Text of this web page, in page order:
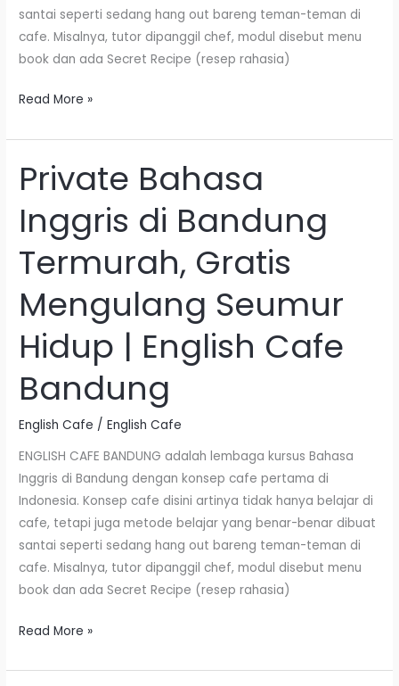
santai seperti sedang hang out bareng teman-teman di
cafe. Misalnya, tutor dipanggil chef, modul disebut menu
book dan ada Secret Recipe (resep rahasia)
Read More »
Private Bahasa
Inggris di Bandung
Termurah, Gratis
Mengulang Seumur
Hidup | English Cafe
Bandung
English Cafe /English Cafe
ENGLISH CAFE BANDUNG adalah lembaga kursus Bahasa
Inggris di Bandung dengan konsep cafe pertama di
Indonesia. Konsep cafe disini artinya tidak hanya belajar di
cafe, tetapi juga metode belajar yang benar-benar dibuat
santai seperti sedang hang out bareng teman-teman di
cafe. Misalnya, tutor dipanggil chef, modul disebut menu
book dan ada Secret Recipe (resep rahasia)
Private
Bahasa
Inggris
di
Bandung
Gratis
Seumur
Cafe
Bandung
Read More »